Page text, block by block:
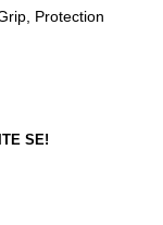
Protection